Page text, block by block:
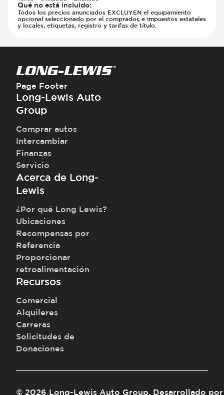
Qué no está incluido:
Todos los precios anunciados EXCLUYEN el equipamiento
opcional seleccionado por el comprador, e impuestos estatales
y locales, etiquetas, registro y tarifas de título.
Page Footer
Long-Lewis Auto
Group
Comprar autos
Intercambiar
Finanzas
Servicio
Acerca de Long-
Lewis
¿Por qué Long Lewis?
Ubicaciones
Recompensas por
Referencia
Proporcionar
retroalimentación
Recursos
Comercial
Alquileres
Carreras
Solicitudes de
Donaciones
© 2026 Long-Lewis Auto Group. Desarrollado por